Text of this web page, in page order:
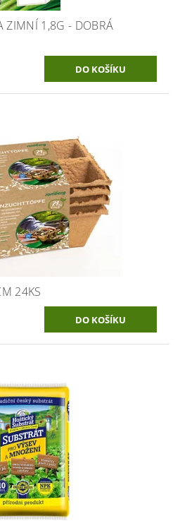
ZIMNÍ 1,8G - DOBRÁ
24KS